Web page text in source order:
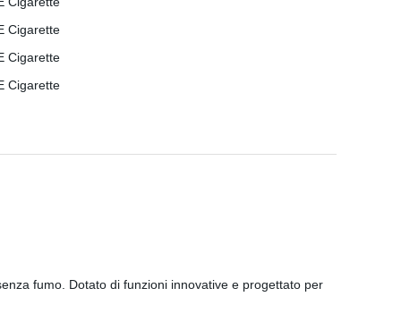
fumo. Dotato di funzioni innovative e progettato per